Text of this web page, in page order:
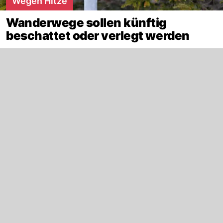
Wanderwege sollen künftig
beschattet oder verlegt werden